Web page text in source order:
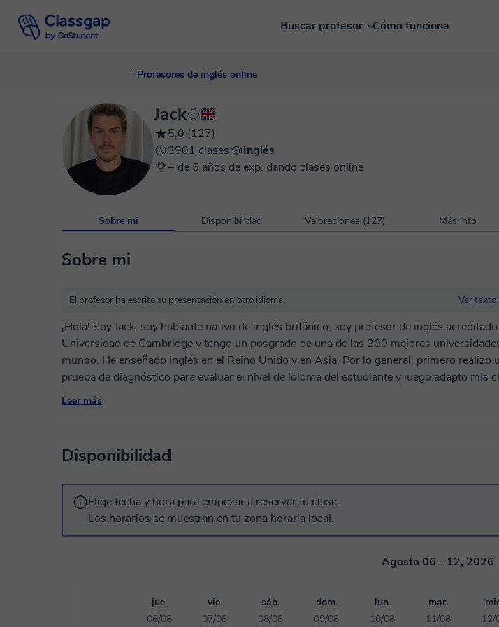
Buscar profesor Cómo funciona
Profesores de inglés online
Jack
5,0 (127)
3901 clases
Inglés
+ de 5 años de exp. dando clases online
Sobre mi Disponibilidad Valoraciones (127) Más info
Sobre mi
El profesor ha escrito su presentación en otro idioma Ver texto
¡Hola! Soy Jack, soy hablante nativo de inglés británico, soy profesor de inglés
Universidad de Cambridge y tengo un posgrado de una de las 200 mejores
mundo. He enseñado inglés en el Reino Unido y en Asia. Por lo general, primero realizo
prueba de diagnóstico para evaluar el nivel de idioma del estudiante y luego adapto mis
las necesidades individuales de cada estudiante. Me encantaría trabajar contigo, así que
Leer más
Disponibilidad
Elige fecha y hora para empezar a reservar tu clase.
Los horarios se muestran en tu zona horaria local.
Agosto 06 - 12, 2026
jue.
06/08
vie.
07/08
sáb.
08/08
dom.
09/08
lun.
10/08
mar.
11/08
12/